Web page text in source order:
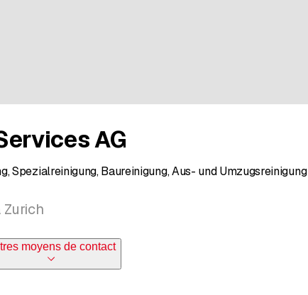
AG
Spezialreinigung, Baureinigung, Aus- und Umzugsreinigung
Zurich
moyens de contact